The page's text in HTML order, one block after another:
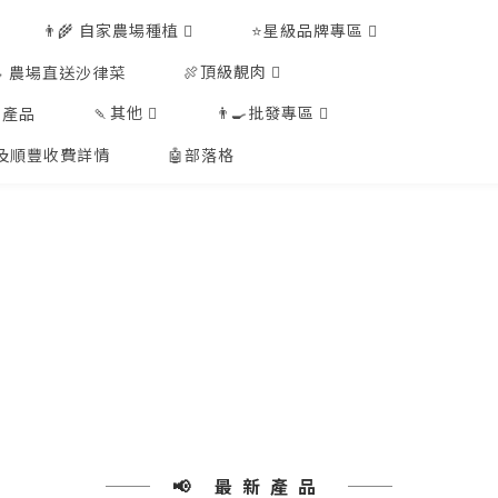
👨‍🌾 自家農場種植
⭐星級品牌專區
農場直送沙律菜
🍖頂級靚肉
品
🍡其他
👨‍🍳批發專區
順豐收費詳情
🤖部落格
📢 最新產品